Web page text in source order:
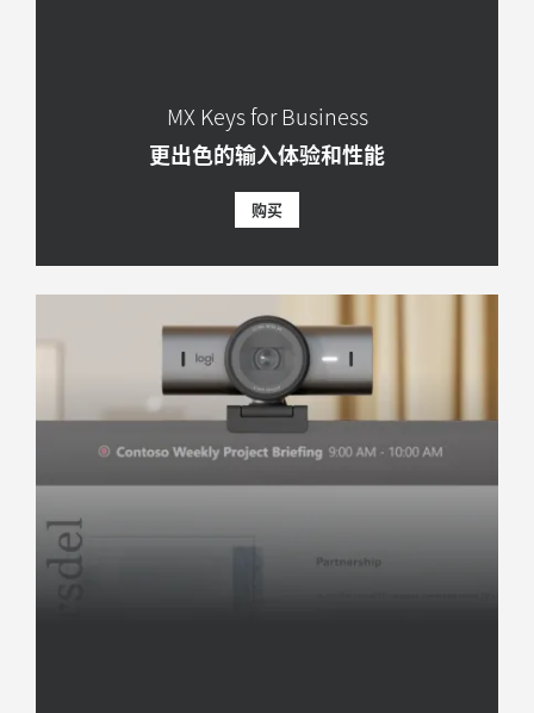
MX Keys for Business
更出色的输入体验和性能
购买